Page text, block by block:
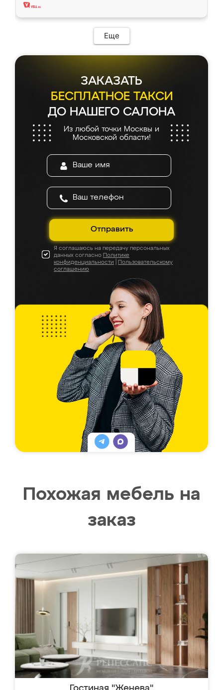
Еще
ЗАКАЗАТЬ
БЕСПЛАТНОЕ ТАКСИ
ДО НАШЕГО САЛОНА
Из любой точки Москвы и
Московской области!
Отправить
Я соглашаюсь на передачу персональных
данных согласно Политике
конфиденциальности
Пользовательскому
соглашению
Похожая мебель на
заказ